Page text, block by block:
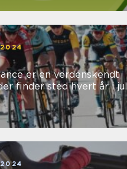
er en verdenskendt
finder sted hvert år i